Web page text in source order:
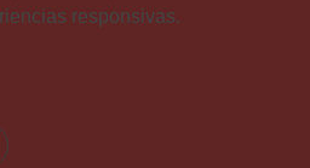
responsivas.